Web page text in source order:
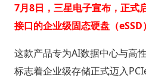
7月8日，三星电子宣布，正式
接口的企业级固态硬盘（eSSD
这款产品专为AI数据中心与高
标志着企业级存储正式迈入